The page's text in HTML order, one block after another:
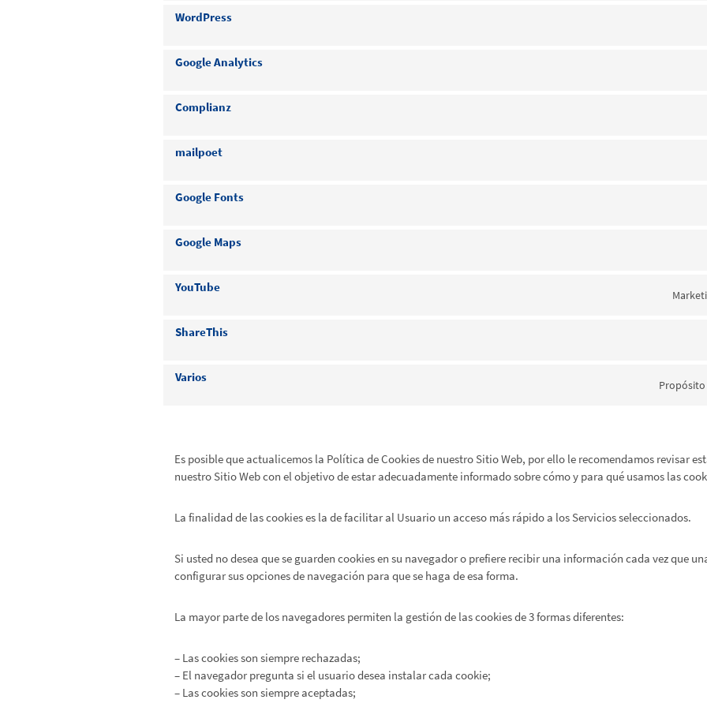
WordPress
Google Analytics
Complianz
mailpoet
Google Fonts
Google Maps
YouTube
ShareThis
Varios
Es posible que actualicemos la Política de Cookies de nuestro Sitio Web, por ello le recomendamos revisar
nuestro Sitio Web con el objetivo de estar adecuadamente informado sobre cómo y para qué usamos las
La finalidad de las cookies es la de facilitar al Usuario un acceso más rápido a los Servicios seleccionados.
Si usted no desea que se guarden cookies en su navegador o prefiere recibir una información cada vez que
configurar sus opciones de navegación para que se haga de esa forma.
La mayor parte de los navegadores permiten la gestión de las cookies de 3 formas diferentes:
– Las cookies son siempre rechazadas;
– El navegador pregunta si el usuario desea instalar cada cookie;
– Las cookies son siempre aceptadas;